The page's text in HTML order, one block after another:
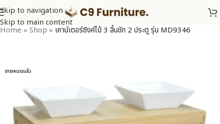
Skip to navigation
Skip to main content
Home » Shop » เคาน์เตอร์ซิงค์ไม้ 3 ลิ้นชัก 2 ประตู รุ่น MD9346
ขายหมดแล้ว